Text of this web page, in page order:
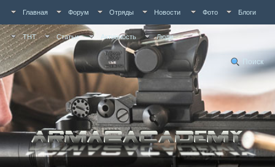
Главная Форум Отряды Новости Фото Блоги
ТНТ Статьи Активность Люди
Поиск